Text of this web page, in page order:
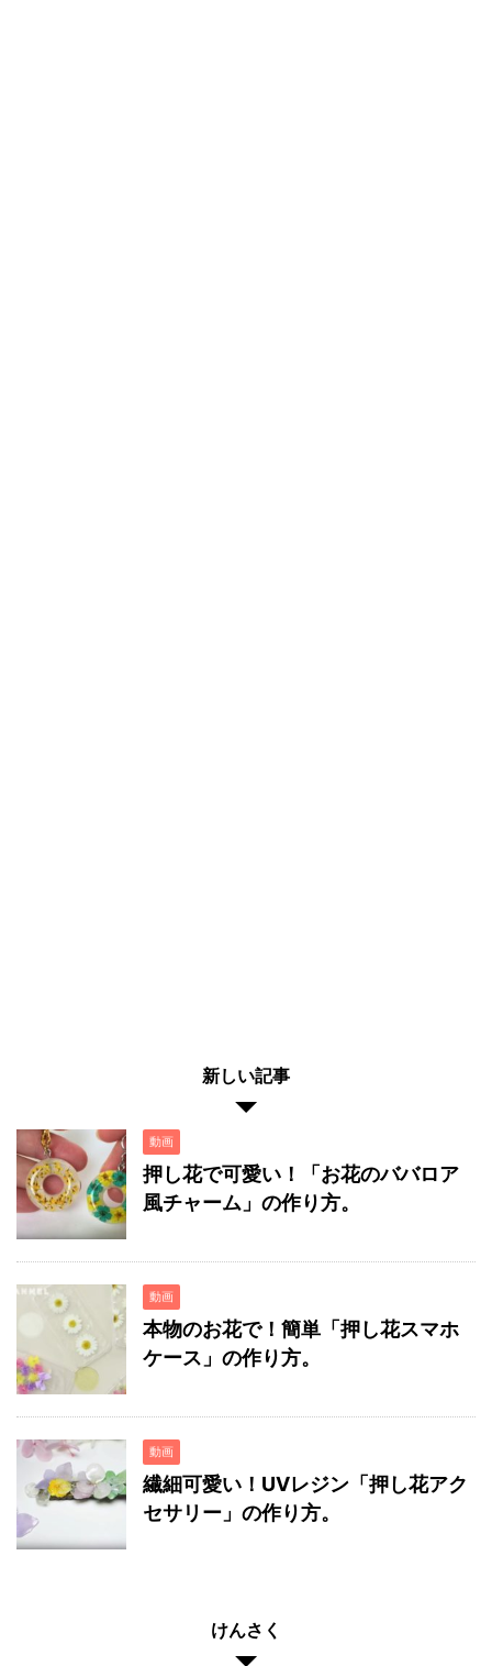
新しい記事
動画
押し花で可愛い！「お花のババロア
風チャーム」の作り方。
動画
本物のお花で！簡単「押し花スマホ
ケース」の作り方。
動画
繊細可愛い！UVレジン「押し花アク
セサリー」の作り方。
けんさく